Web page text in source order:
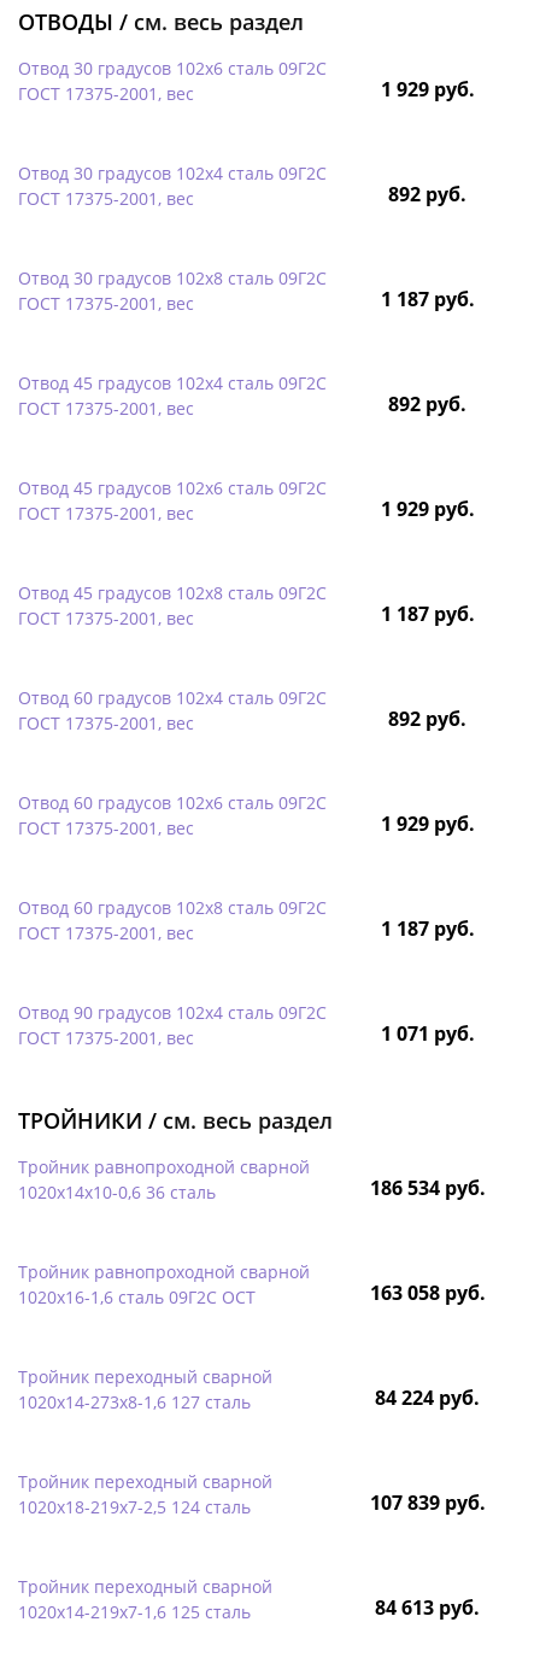
ОТВОДЫ / см. весь раздел
Отвод 30 градусов 102х6 сталь 09Г2С
ГОСТ 17375-2001, вес
1 929 руб.
Отвод 30 градусов 102х4 сталь 09Г2С
ГОСТ 17375-2001, вес
892 руб.
Отвод 30 градусов 102х8 сталь 09Г2С
ГОСТ 17375-2001, вес
1 187 руб.
Отвод 45 градусов 102х4 сталь 09Г2С
ГОСТ 17375-2001, вес
892 руб.
Отвод 45 градусов 102х6 сталь 09Г2С
ГОСТ 17375-2001, вес
1 929 руб.
Отвод 45 градусов 102х8 сталь 09Г2С
ГОСТ 17375-2001, вес
1 187 руб.
Отвод 60 градусов 102х4 сталь 09Г2С
ГОСТ 17375-2001, вес
892 руб.
Отвод 60 градусов 102х6 сталь 09Г2С
ГОСТ 17375-2001, вес
1 929 руб.
Отвод 60 градусов 102х8 сталь 09Г2С
ГОСТ 17375-2001, вес
1 187 руб.
Отвод 90 градусов 102х4 сталь 09Г2С
ГОСТ 17375-2001, вес
1 071 руб.
ТРОЙНИКИ / см. весь раздел
Тройник равнопроходной сварной
1020х14х10-0,6 36 сталь
186 534 руб.
Тройник равнопроходной сварной
1020х16-1,6 сталь 09Г2С ОСТ
163 058 руб.
Тройник переходный сварной
1020х14-273х8-1,6 127 сталь
84 224 руб.
Тройник переходный сварной
1020х18-219х7-2,5 124 сталь
107 839 руб.
Тройник переходный сварной
1020х14-219х7-1,6 125 сталь
84 613 руб.